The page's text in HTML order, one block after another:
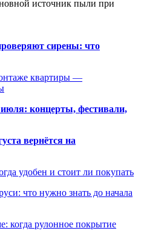
источник пыли при
сирены: что
квартиры —
июля: концерты, фестивали,
вернётся на
удобен и стоит ли покупать
что нужно знать до начала
когда рулонное покрытие